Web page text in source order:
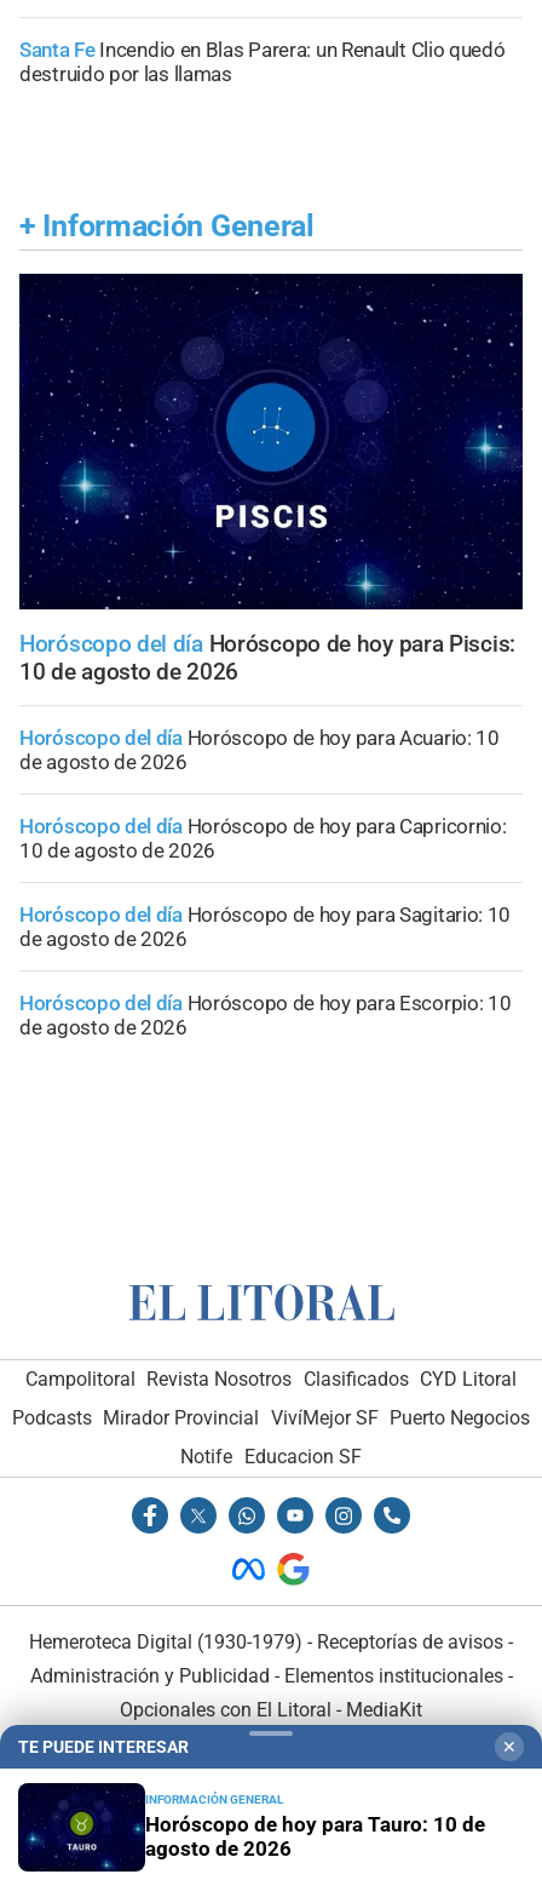
Santa Fe Incendio en Blas Parera: un Renault Clio quedó
destruido por las llamas
+ Información General
Horóscopo del día Horóscopo de hoy para Piscis:
10 de agosto de 2026
Horóscopo del día Horóscopo de hoy para Acuario: 10
de agosto de 2026
Horóscopo del día Horóscopo de hoy para Capricornio:
10 de agosto de 2026
Horóscopo del día Horóscopo de hoy para Sagitario: 10
de agosto de 2026
Horóscopo del día Horóscopo de hoy para Escorpio: 10
de agosto de 2026
Campolitoral Revista Nosotros Clasificados CYD Litoral
Podcasts Mirador Provincial VivíMejor SF Puerto Negocios
Notife Educacion SF
Hemeroteca Digital (1930-1979) - Receptorías de avisos -
Administración y Publicidad - Elementos institucionales-
Opcionales con El Litoral - MediaKit
TE PUEDE INTERESAR ✕
INFORMACIÓN GENERAL
Horóscopo de hoy para Tauro: 10 de
agosto de 2026